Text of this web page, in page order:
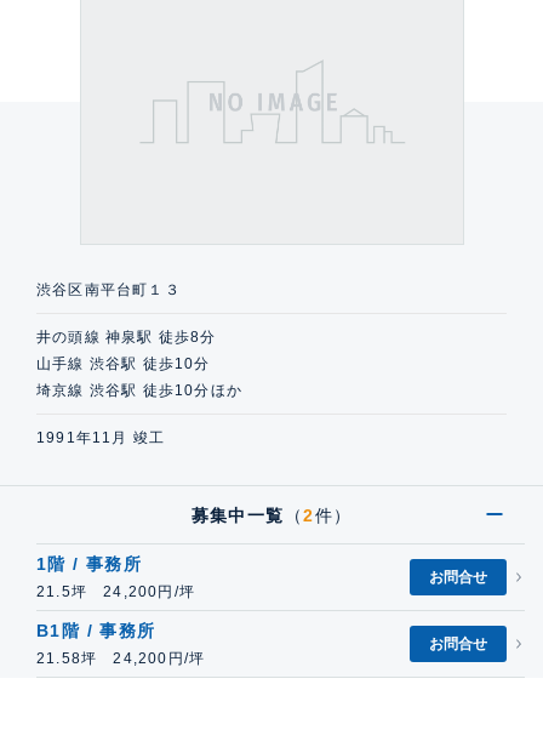
渋谷区南平台町１３
井の頭線 神泉駅 徒歩8分
山手線 渋谷駅 徒歩10分
埼京線 渋谷駅 徒歩10分ほか
1991年11月 竣工
募集中一覧 （2件）
1階 / 事務所
21.5坪 24,200円/坪
お問合せ
B1階 / 事務所
21.58坪 24,200円/坪
お問合せ